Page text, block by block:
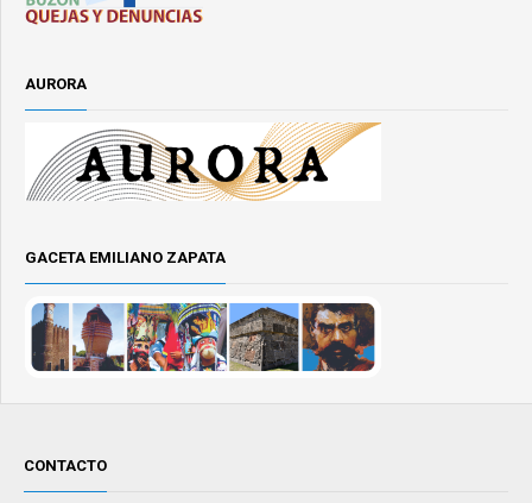
AURORA
GACETA EMILIANO ZAPATA
CONTACTO